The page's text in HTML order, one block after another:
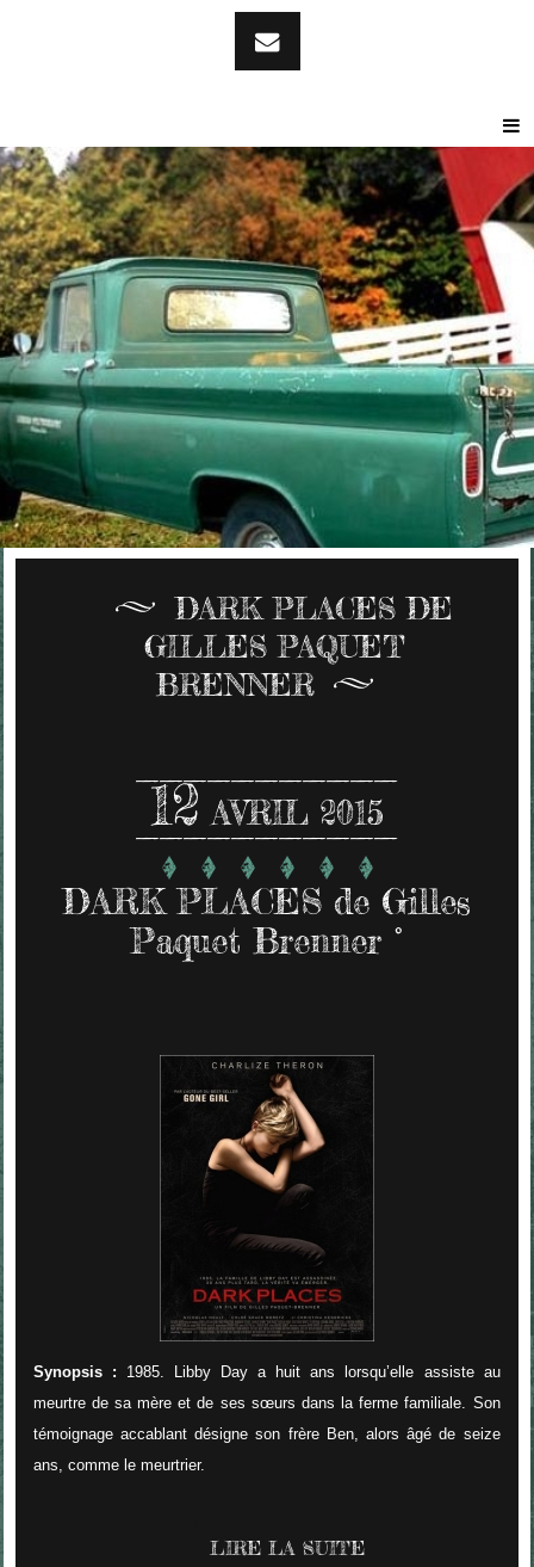
DARK PLACES DE
GILLES PAQUET
BRENNER
12 AVRIL 2015
DARK PLACES de Gilles
Paquet Brenner °
Synopsis : 1985. Libby Day a huit ans lorsqu’elle assiste au
meurtre de sa mère et de ses sœurs dans la ferme familiale. Son
témoignage accablant désigne son frère Ben, alors âgé de seize
ans, comme le meurtrier.
LIRE LA SUITE